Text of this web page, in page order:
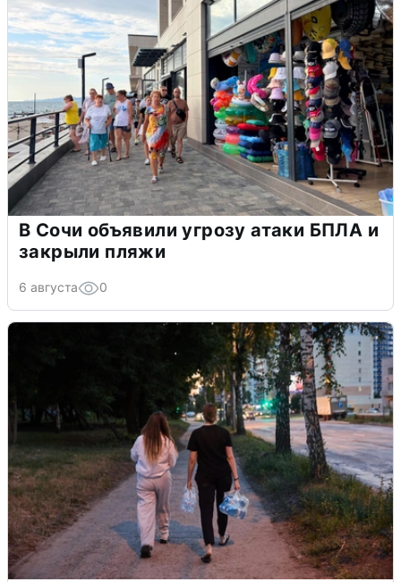
В Сочи объявили угрозу атаки БПЛА и
закрыли пляжи
6 августа 0